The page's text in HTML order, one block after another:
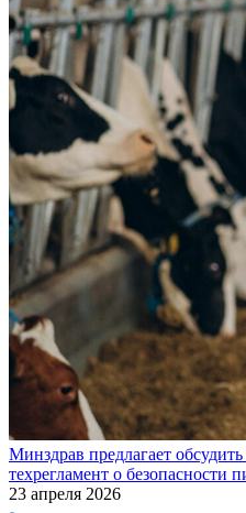
Минздрав предлагает
техрегламент о безопасности
23 апреля 2026